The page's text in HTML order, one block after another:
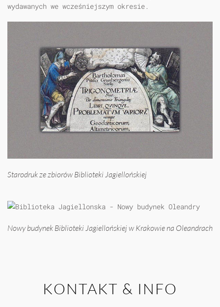
wydawanych we wcześniejszym okresie.
Starodruk ze zbiorów Biblioteki Jagiellońskiej
Nowy budynek Biblioteki Jagiellońskiej w Krakowie na Oleandrach
KONTAKT & INFO